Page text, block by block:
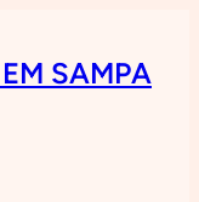
SAMPA